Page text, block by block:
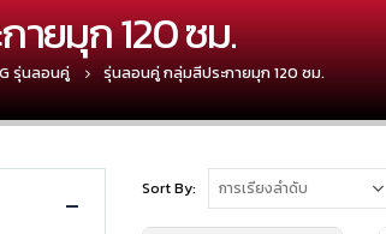
ยมุก 120 ซม.
รุ่นลอนคู่ รุ่นลอนคู่ กลุ่มสีประกายมุก 120 ซม.
Sort By: